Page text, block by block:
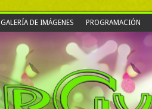
GALERÍA DE IMÁGENES PROGRAMACIÓN